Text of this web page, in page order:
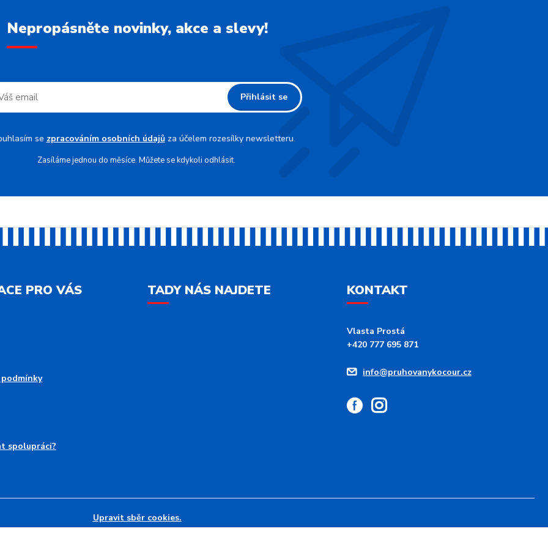
Nepropásněte novinky, akce a slevy!
Přihlásit se
se zpracováním osobních údajůza účelem rozesílky newsletteru.
Zasíláme jednou do měsíce. Můžete se kdykoli odhlásit.
PRO VÁS
spolupráci?
TADY NÁS NAJDETE KONTAKT
Vlasta Prostá
+420 777 695 871
info@pruhovanykocour.cz
Upravit sběr cookies.